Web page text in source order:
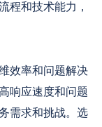
程和技术能力，
效率和问题解决
响应速度和问题
需求和挑战。选